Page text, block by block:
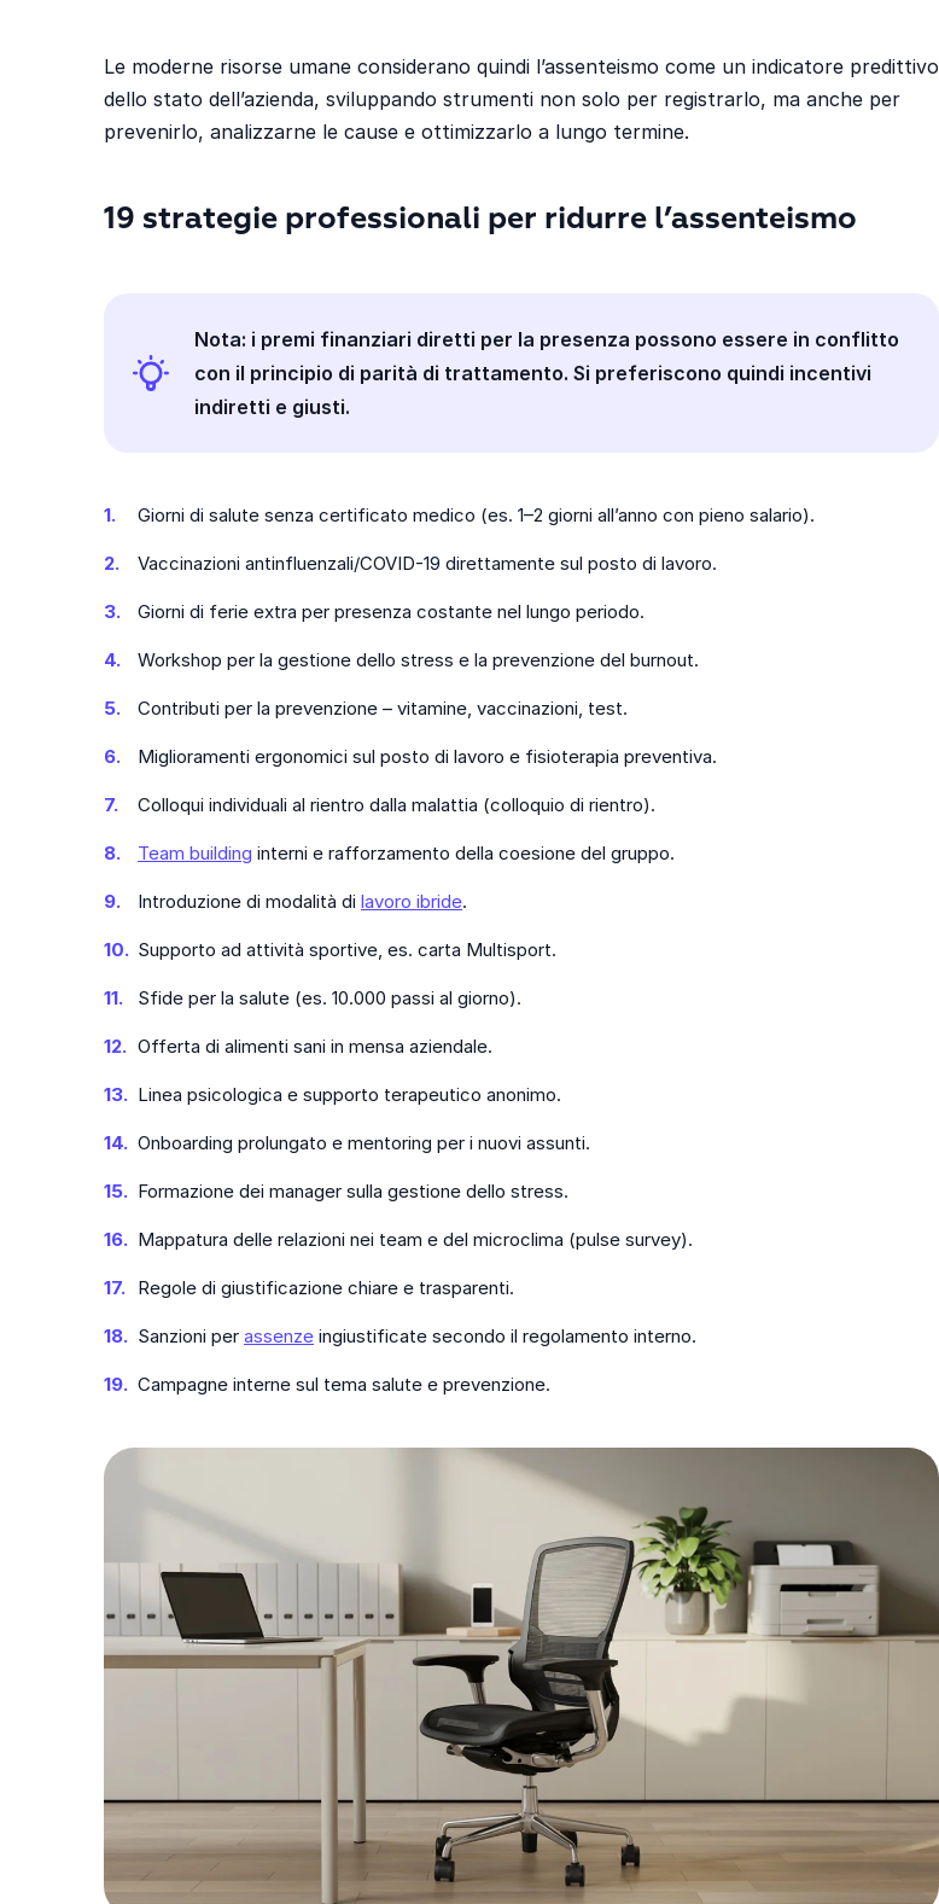
Le moderne risorse umane considerano quindi l’assenteismo come un indicatore predittivo
dello stato dell’azienda, sviluppando strumenti non solo per registrarlo, ma anche per
prevenirlo, analizzarne le cause e ottimizzarlo a lungo termine.
19 strategie professionali per ridurre l’assenteismo
Nota: i premi finanziari diretti per la presenza possono essere in conflitto
con il principio di parità di trattamento. Si preferiscono quindi incentivi
indiretti e giusti.
Giorni di salute senza certificato medico (es. 1–2 giorni all’anno con pieno salario).
Vaccinazioni antinfluenzali/COVID-19 direttamente sul posto di lavoro.
Giorni di ferie extra per presenza costante nel lungo periodo.
Workshop per la gestione dello stress e la prevenzione del burnout.
Contributi per la prevenzione – vitamine, vaccinazioni, test.
Miglioramenti ergonomici sul posto di lavoro e fisioterapia preventiva.
Colloqui individuali al rientro dalla malattia (colloquio di rientro).
Team building interni e rafforzamento della coesione del gruppo.
Introduzione di modalità di lavoro ibride.
Supporto ad attività sportive, es. carta Multisport.
Sfide per la salute (es. 10.000 passi al giorno).
Offerta di alimenti sani in mensa aziendale.
Linea psicologica e supporto terapeutico anonimo.
Onboarding prolungato e mentoring per i nuovi assunti.
Formazione dei manager sulla gestione dello stress.
Mappatura delle relazioni nei team e del microclima (pulse survey).
Regole di giustificazione chiare e trasparenti.
Sanzioni per assenze ingiustificate secondo il regolamento interno.
Campagne interne sul tema salute e prevenzione.